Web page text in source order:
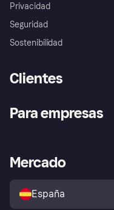
Privacidad
Seguridad
Sostenibilidad
Clientes
Inicio de sesión
Directorio de tiendas
Política de protección al
comprador de Klarna
Reclamaciones
Para empresas
Acceso empresas
Mercado
España